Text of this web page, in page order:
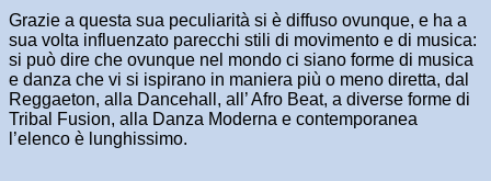
Grazie a questa sua peculiarità si è diffuso ovunque, e ha a
sua volta influenzato parecchi stili di movimento e di musica:
si può dire che ovunque nel mondo ci siano forme di musica
e danza che vi si ispirano in maniera più o meno diretta, dal
Reggaeton, alla Dancehall, all’ Afro Beat, a diverse forme di
Tribal Fusion, alla Danza Moderna e contemporanea
l’elenco è lunghissimo.